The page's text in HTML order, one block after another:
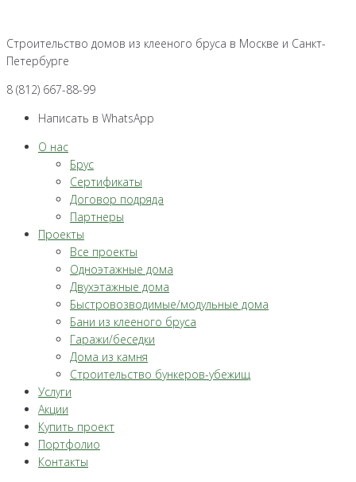
контенту
Строительство домов из клееного бруса в Москве и Санкт-
Петербурге
8 (812) 667-88-99
Написать в WhatsApp
О нас
Брус
Сертификаты
Договор подряда
Партнеры
Проекты
Все проекты
Одноэтажные дома
Двухэтажные дома
Быстровозводимые/модульные дома
Бани из клееного бруса
Гаражи/беседки
Дома из камня
Строительство бункеров-убежищ
Услуги
Акции
Купить проект
Портфолио
Контакты